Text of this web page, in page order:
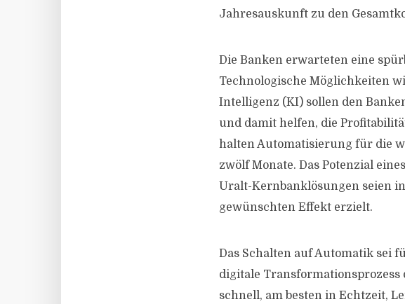
Jahresauskunft zu den
Die Banken erwarteten eine
Technologische Möglichkeiten
Intelligenz (KI) sollen den
und damit helfen, die
halten Automatisierung für die
zwölf Monate. Das Potenzial
Uralt-Kernbanklösungen seien
gewünschten Effekt erzielt.
Das Schalten auf Automatik sei
digitale Transformationsprozess
schnell, am besten in Echtzeit,